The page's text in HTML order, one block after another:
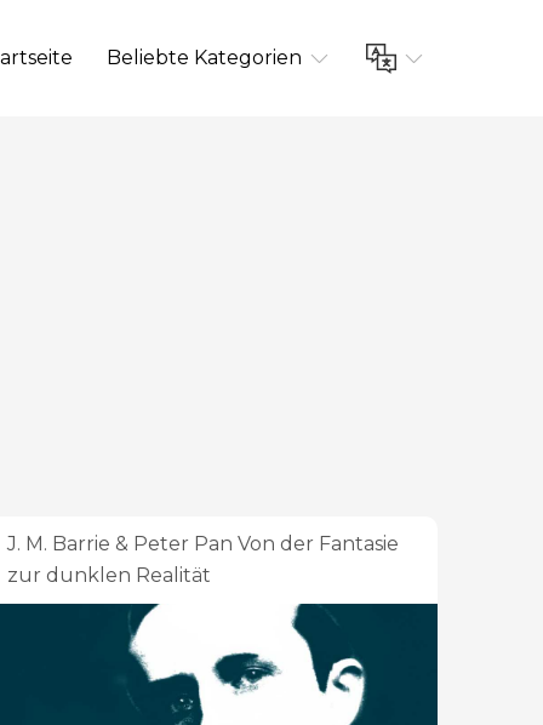
Beliebte Kategorien
J. M. Barrie & Peter Pan Von der Fantasie
zur dunklen Realität